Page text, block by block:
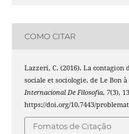
COMO CITAR
Lazzeri, C. (2016). La contagion
sociale et sociologie, de Le Bon
Internacional De Filosofia, 7(3),
https://doi.org/10.7443/
Fomatos de Citação